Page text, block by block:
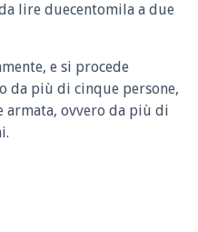
lire duecentomila a due
e si procede
da più di cinque persone,
armata, ovvero da più di